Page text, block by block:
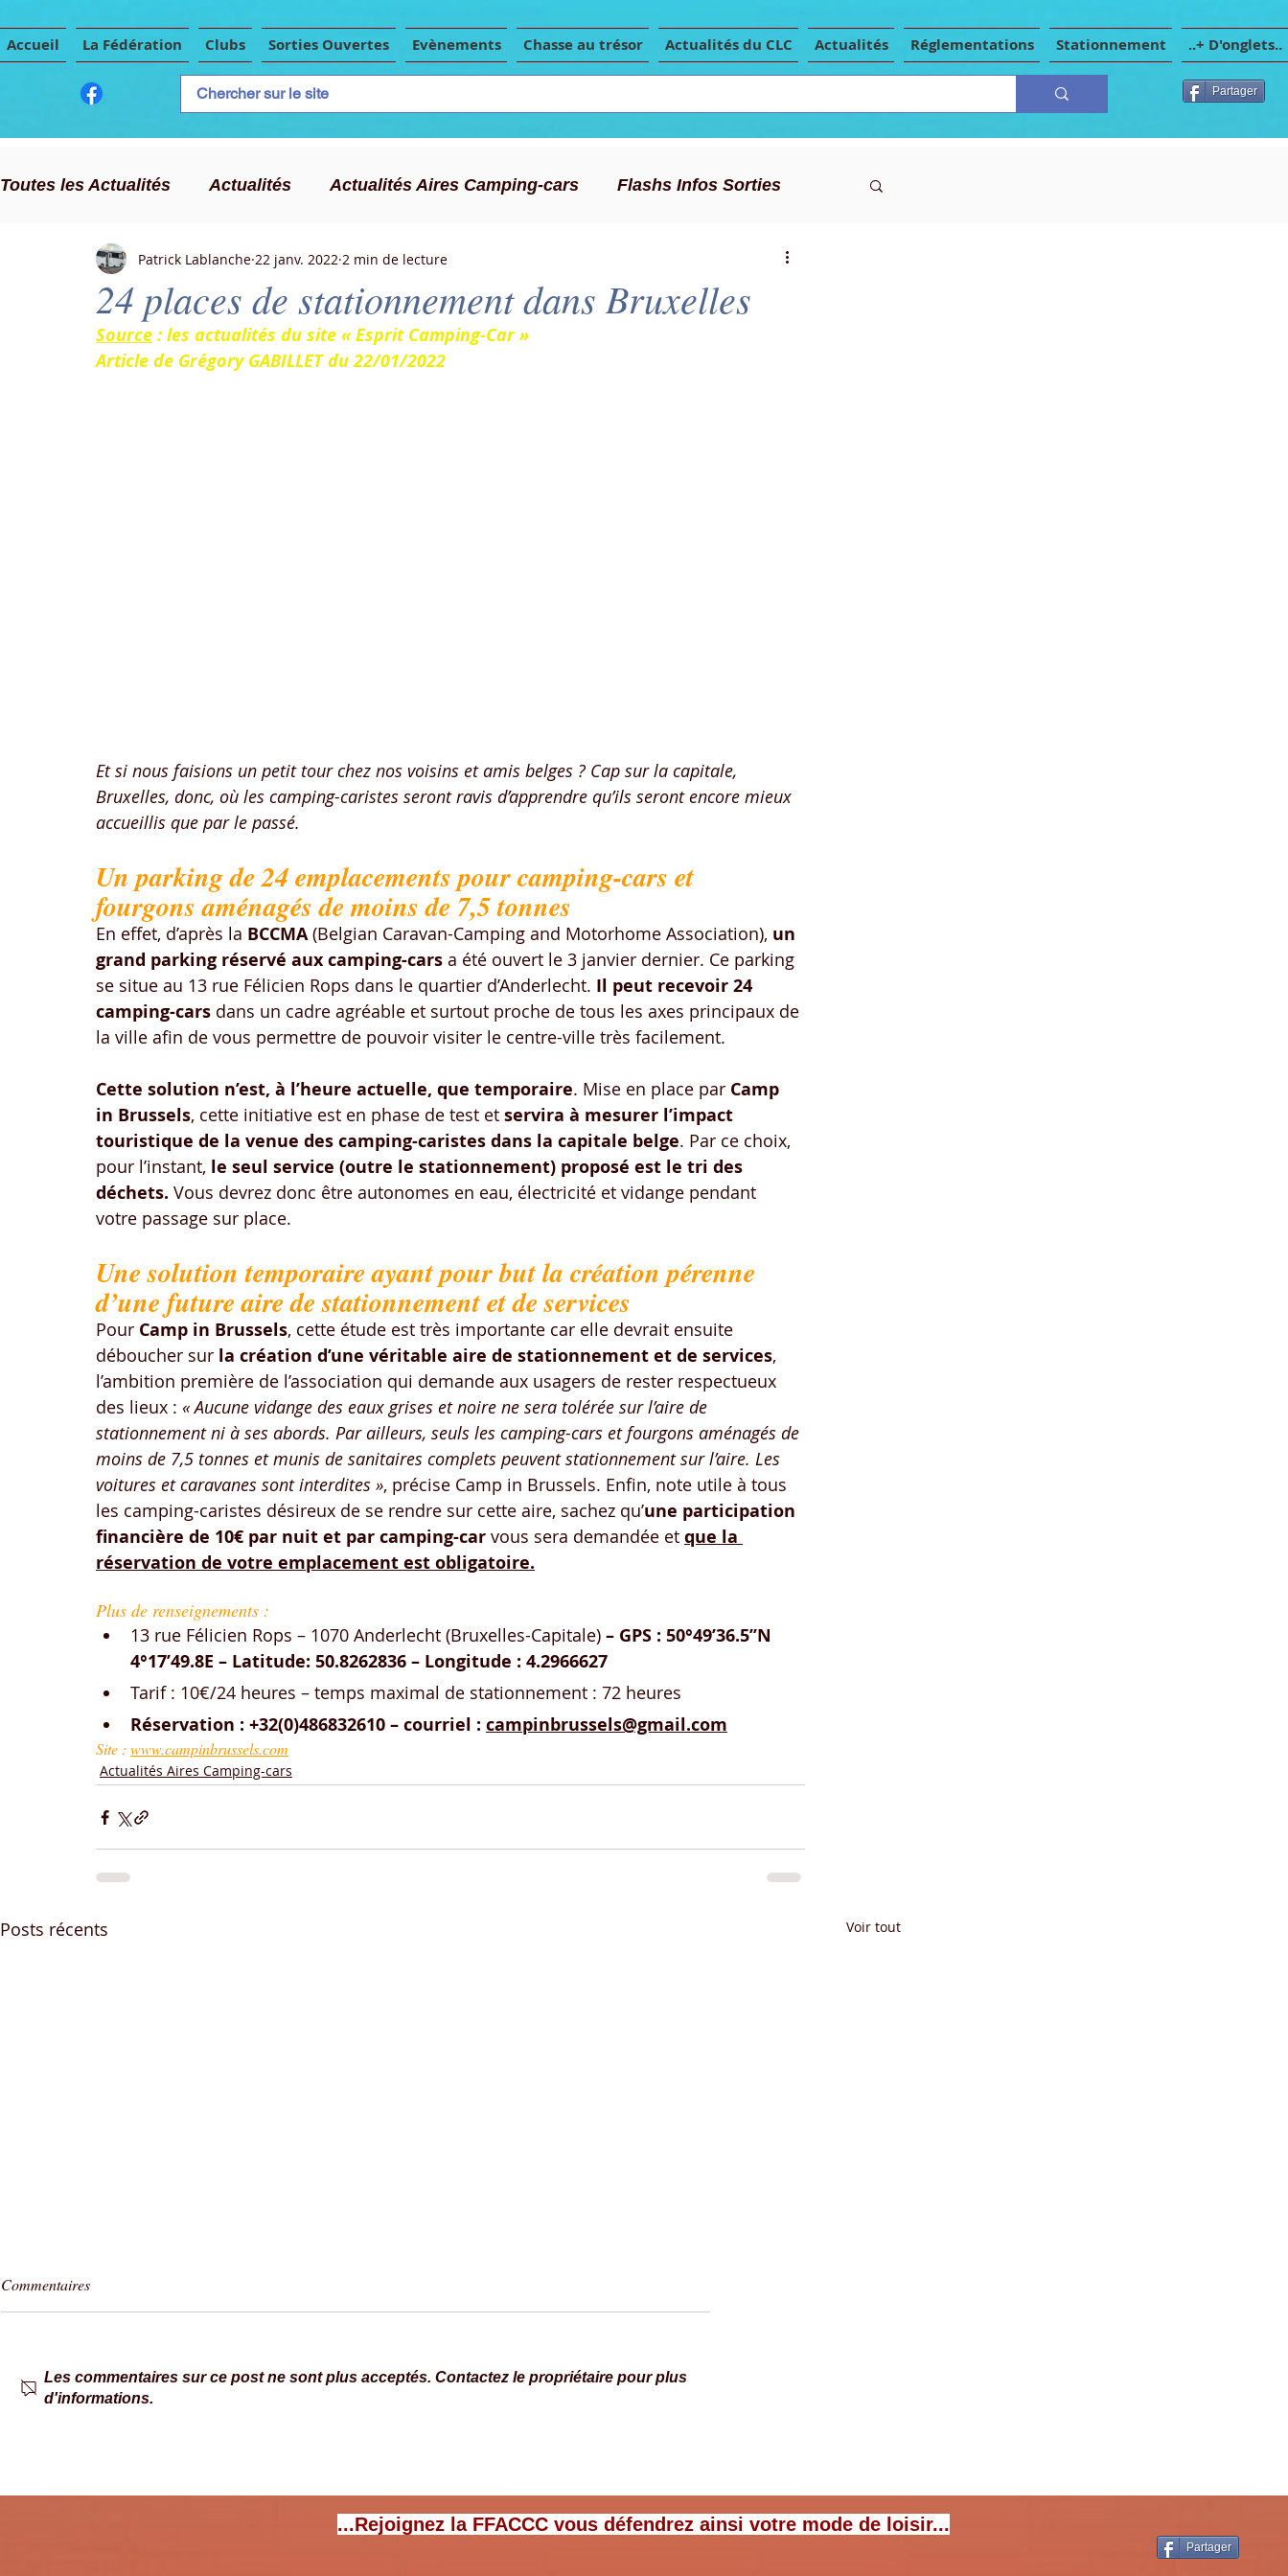
Accueil La Fédération Clubs Sorties Ouvertes Evènements Chasse au trésor Actualités du CLC Actualités Réglementations Stationnement ..+ D'onglets..
Partager
Toutes les Actualités Actualités Actualités Aires Camping-cars Flashs Infos Sorties
Publicité Evènements Importants Articles de presse
Chasse au trésor
24 places de stationnement dans Bruxelles
Patrick Lablanche 22 janv. 2022 2 min de lecture
Source : les actualités du site « Esprit Camping-Car »
Article de Grégory GABILLET du 22/01/2022
Et si nous faisions un petit tour chez nos voisins et amis belges ? Cap sur la capitale,
Bruxelles, donc, où les camping-caristes seront ravis d’apprendre qu’ils seront encore mieux
accueillis que par le passé.
Un parking de 24 emplacements pour camping-cars et
fourgons aménagés de moins de 7,5 tonnes
En effet, d’après la BCCMA (Belgian Caravan-Camping and Motorhome Association), un
grand parking réservé aux camping-cars a été ouvert le 3 janvier dernier. Ce parking
se situe au 13 rue Félicien Rops dans le quartier d’Anderlecht. Il peut recevoir 24
camping-cars dans un cadre agréable et surtout proche de tous les axes principaux de
la ville afin de vous permettre de pouvoir visiter le centre-ville très facilement.
Cette solution n’est, à l’heure actuelle, que temporaire. Mise en place par Camp
in Brussels, cette initiative est en phase de test et servira à mesurer l’impact
touristique de la venue des camping-caristes dans la capitale belge. Par ce choix,
pour l’instant, le seul service (outre le stationnement) proposé est le tri des
déchets. Vous devrez donc être autonomes en eau, électricité et vidange pendant
votre passage sur place.
Une solution temporaire ayant pour but la création pérenne
d’une future aire de stationnement et de services
Pour Camp in Brussels, cette étude est très importante car elle devrait ensuite
déboucher sur la création d’une véritable aire de stationnement et de services,
l’ambition première de l’association qui demande aux usagers de rester respectueux
des lieux : « Aucune vidange des eaux grises et noire ne sera tolérée sur l’aire de
stationnement ni à ses abords. Par ailleurs, seuls les camping-cars et fourgons aménagés de
moins de 7,5 tonnes et munis de sanitaires complets peuvent stationnement sur l’aire. Les
voitures et caravanes sont interdites », précise Camp in Brussels. Enfin, note utile à tous
les camping-caristes désireux de se rendre sur cette aire, sachez qu’une participation
financière de 10€ par nuit et par camping-car vous sera demandée et que la
réservation de votre emplacement est obligatoire.
Plus de renseignements :
13 rue Félicien Rops – 1070 Anderlecht (Bruxelles-Capitale) – GPS : 50°49’36.5’’N
4°17’49.8E – Latitude: 50.8262836 – Longitude : 4.2966627
Tarif : 10€/24 heures – temps maximal de stationnement : 72 heures
Réservation : +32(0)486832610 – courriel : campinbrussels@gmail.com
Site : www.campinbrussels.com
Actualités Aires Camping-cars
Posts récents Voir tout
Fichter
Commentaires
Les commentaires sur ce post ne sont plus acceptés. Contactez le propriétaire pour plus
d'informations.
...Rejoignez la FFACCC vous défendrez ainsi votre mode de loisir...
Partager